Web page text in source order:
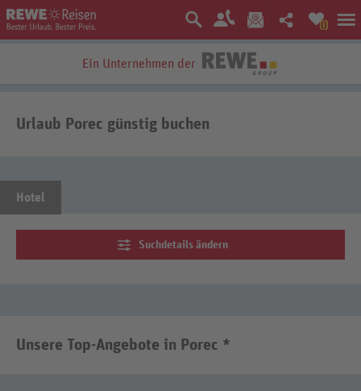
0
Ein Unternehmen der
Urlaub Porec günstig buchen
Hotel
Suchdetails ändern
Unsere Top-Angebote in Porec *